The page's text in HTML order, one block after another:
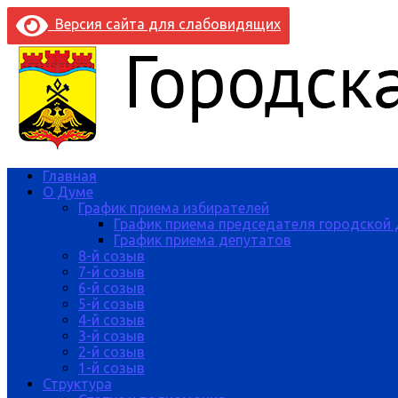
Версия сайта для слабовидящих
Главная
О Думе
График приема избирателей
График приема председателя
График приема депутатов
8-й созыв
7-й созыв
6-й созыв
5-й созыв
4-й созыв
3-й созыв
2-й созыв
1-й созыв
Структура